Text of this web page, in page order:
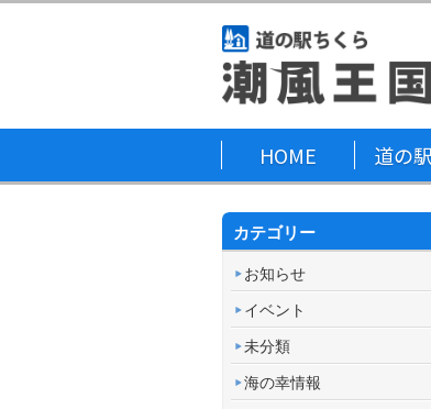
HOME 道の
カテゴリー
お知らせ
イベント
未分類
海の幸情報